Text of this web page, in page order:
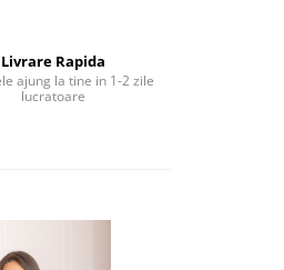
Livrare Rapida
ajung la tine in 1-2 zile
lucratoare